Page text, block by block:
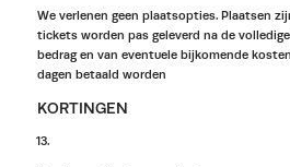
We verlenen geen plaatsopties. Plaatsen
tickets worden pas geleverd na de
bedrag en van eventuele bijkomende
dagen betaald worden
KORTINGEN